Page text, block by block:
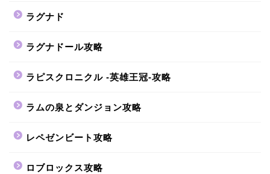
ラグナド
ラグナドール攻略
ラピスクロニクル -英雄王冠-攻略
ラムの泉とダンジョン攻略
レペゼンビート攻略
ロブロックス攻略